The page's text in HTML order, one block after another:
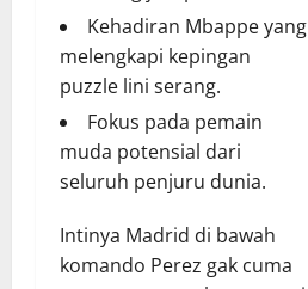
Kehadiran Mbappe yang
melengkapi kepingan
puzzle lini serang.
Fokus pada pemain
muda potensial dari
seluruh penjuru dunia.
Intinya Madrid di bawah
komando Perez gak cuma